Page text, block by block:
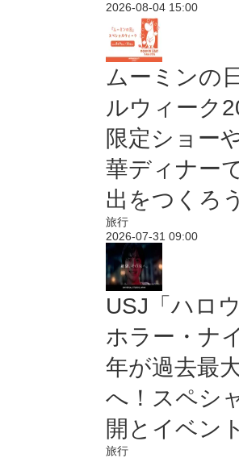
2026-08-04 15:00
ムーミンの
ルウィーク
限定ショー
華ディナー
出をつくろう
旅行
2026-07-31 09:00
USJ「ハロ
ホラー・ナ
年が過去最
へ！スペシ
開とイベン
旅行